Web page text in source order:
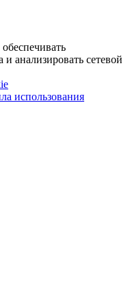
анализировать сетевой
использования